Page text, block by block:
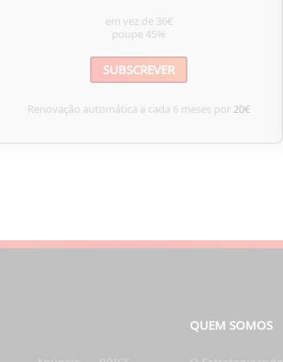
em vez de 36€
poupe45%
SUBSCREVER
Renovação automática a cada 6 meses por20€
QUEM SOMOS